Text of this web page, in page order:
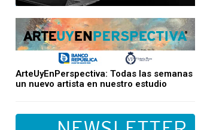
ArteUyEnPerspectiva: Todas las semanas
un nuevo artista en nuestro estudio